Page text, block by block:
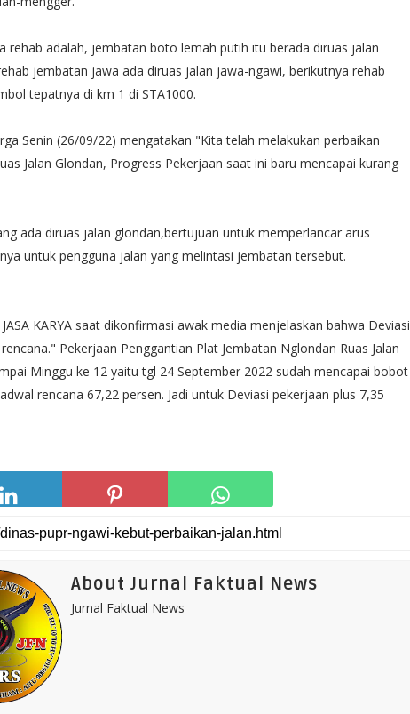
rehab adalah, jembatan boto lemah putih itu berada diruas jalan
jembatan jawa ada diruas jalan jawa-ngawi, berikutnya rehab
tepatnya di km 1 di STA1000.
Senin (26/09/22) mengatakan "Kita telah melakukan perbaikan
Jalan Glondan, Progress Pekerjaan saat ini baru mencapai kurang
ada diruas jalan glondan,bertujuan untuk memperlancar arus
untuk pengguna jalan yang melintasi jembatan tersebut.
KARYA saat dikonfirmasi awak media menjelaskan bahwa Deviasi
Pekerjaan Penggantian Plat Jembatan Nglondan Ruas Jalan
Minggu ke 12 yaitu tgl 24 September 2022 sudah mencapai bobot
rencana 67,22 persen. Jadi untuk Deviasi pekerjaan plus 7,35
About Jurnal Faktual News
Jurnal Faktual News